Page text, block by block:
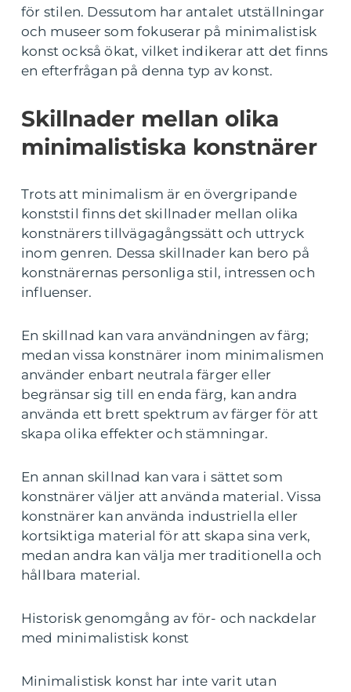
för stilen. Dessutom har antalet utställningar
och museer som fokuserar på minimalistisk
konst också ökat, vilket indikerar att det finns
en efterfrågan på denna typ av konst.
Skillnader mellan olika
minimalistiska konstnärer
Trots att minimalism är en övergripande
konststil finns det skillnader mellan olika
konstnärers tillvägagångssätt och uttryck
inom genren. Dessa skillnader kan bero på
konstnärernas personliga stil, intressen och
influenser.
En skillnad kan vara användningen av färg;
medan vissa konstnärer inom minimalismen
använder enbart neutrala färger eller
begränsar sig till en enda färg, kan andra
använda ett brett spektrum av färger för att
skapa olika effekter och stämningar.
En annan skillnad kan vara i sättet som
konstnärer väljer att använda material. Vissa
konstnärer kan använda industriella eller
kortsiktiga material för att skapa sina verk,
medan andra kan välja mer traditionella och
hållbara material.
Historisk genomgång av för- och nackdelar
med minimalistisk konst
Minimalistisk konst har inte varit utan